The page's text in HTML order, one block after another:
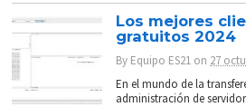
Los mejores
gratuitos 2024
By Equipo ES21 on 27
En el mundo de la
administración de